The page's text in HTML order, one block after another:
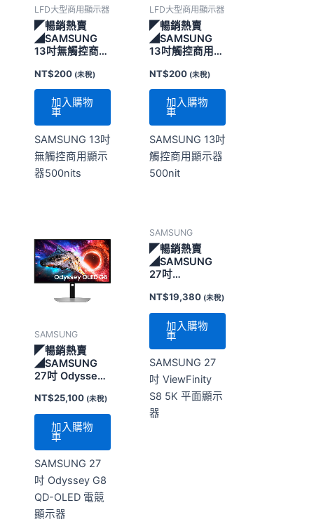
LFD大型商用顯示器
◤暢銷熱賣
◢SAMSUNG
13吋無觸控商用
NT$200 (未稅)
加入購物
車
SAMSUNG 13吋
無觸控商用顯示
器500nits
LFD大型商用顯示器
◤暢銷熱賣
◢SAMSUNG
13吋觸控商用顯
NT$200 (未稅)
加入購物
車
SAMSUNG 13吋
觸控商用顯示器
500nit
SAMSUNG
◤暢銷熱賣
◢SAMSUNG
27吋 Odyssey
電競顯示器
NT$25,100 (未稅)
加入購物
車
SAMSUNG 27
吋 Odyssey G8
QD-OLED 電競
顯示器
SAMSUNG
◤暢銷熱賣
◢SAMSUNG
27吋
5K 平面顯示器
NT$19,380 (未稅)
加入購物
車
SAMSUNG 27
吋 ViewFinity
S8 5K 平面顯示
器